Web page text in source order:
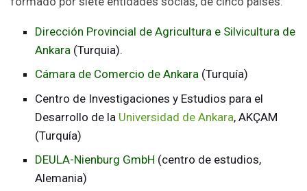
Dirección Provincial de Agricultura e Silvicultura de
Ankara (Turquia).
Cámara de Comercio de Ankara (Turquía)
Centro de Investigaciones y Estudios para el
Desarrollo de la Universidad de Ankara, AKÇAM
(Turquía)
DEULA-Nienburg GmbH (centro de estudios,
Alemania)